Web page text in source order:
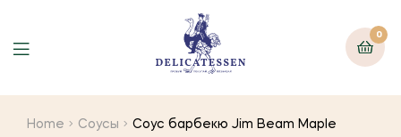
0
Home Соусы
Соус барбекю Jim Beam Maple